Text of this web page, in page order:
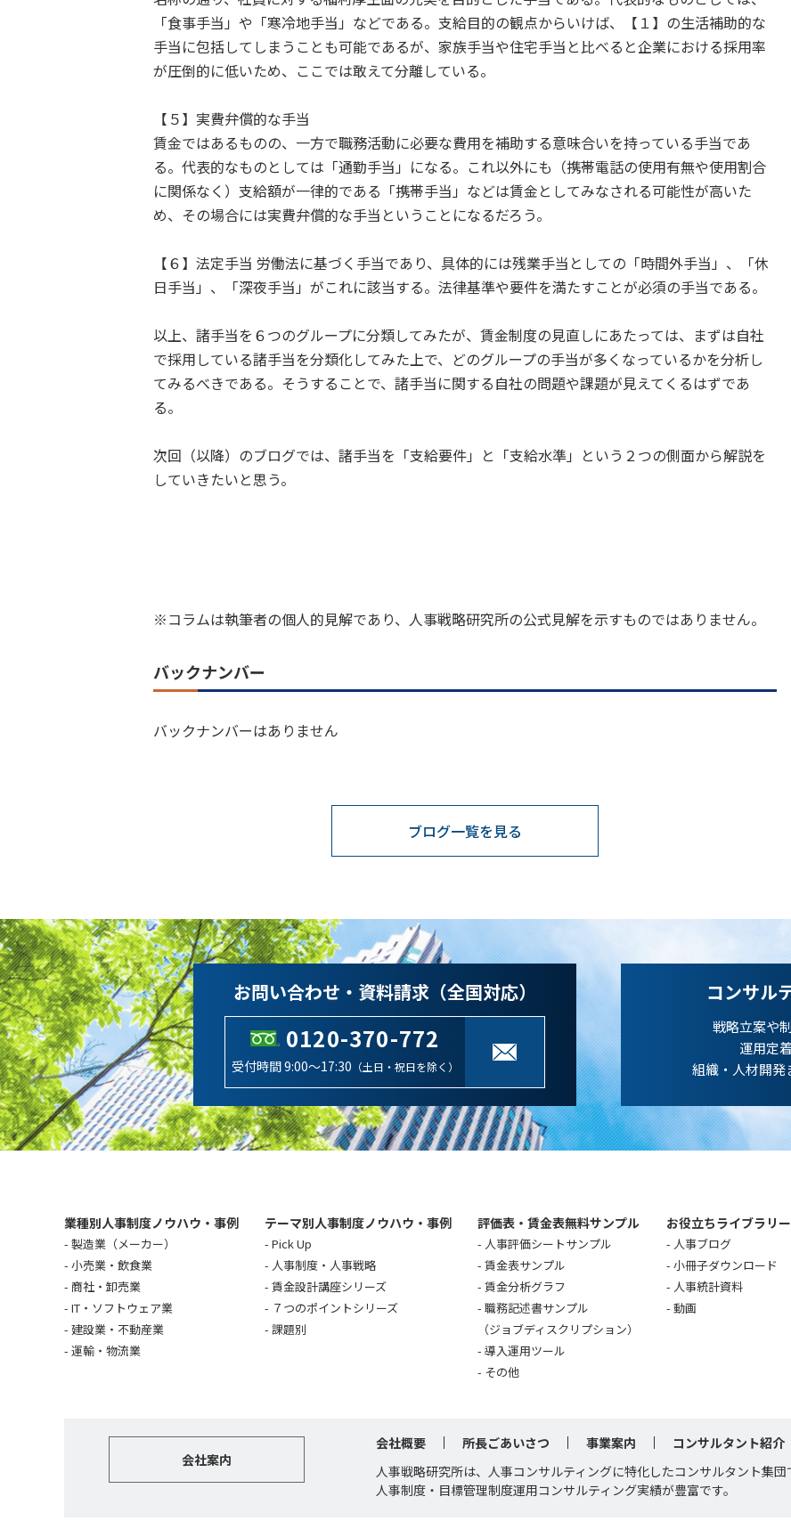
「食事手当」や「寒冷地手当」などである。支給目的の観点からいけば、【１】の生活補助的な
手当に包括してしまうことも可能であるが、家族手当や住宅手当と比べると企業における採用率
が圧倒的に低いため、ここでは敢えて分離している。
【５】実費弁償的な手当
賃金ではあるものの、一方で職務活動に必要な費用を補助する意味合いを持っている手当であ
る。代表的なものとしては「通勤手当」になる。これ以外にも（携帯電話の使用有無や使用割合
に関係なく）支給額が一律的である「携帯手当」などは賃金としてみなされる可能性が高いた
め、その場合には実費弁償的な手当ということになるだろう。
【６】法定手当 労働法に基づく手当であり、具体的には残業手当としての「時間外手当」、「休
日手当」、「深夜手当」がこれに該当する。法律基準や要件を満たすことが必須の手当である。
以上、諸手当を６つのグループに分類してみたが、賃金制度の見直しにあたっては、まずは自社
で採用している諸手当を分類化してみた上で、どのグループの手当が多くなっているかを分析し
てみるべきである。そうすることで、諸手当に関する自社の問題や課題が見えてくるはずであ
る。
次回（以降）のブログでは、諸手当を「支給要件」と「支給水準」という２つの側面から解説を
していきたいと思う。
※コラムは執筆者の個人的見解であり、人事戦略研究所の公式見解を示すものではありません。
バックナンバー
バックナンバーはありません
ブログ一覧を見る
お問い合わせ・資料請求（全国対応）
0120-370-772
受付時間 9:00～17:30 （土日・祝日を除く）
コンサル
戦略立案や
運用定
組織・人材開発
業種別人事制度ノウハウ・事例
製造業（メーカー）
小売業・飲食業
商社・卸売業
IT・ソフトウェア業
建設業・不動産業
運輸・物流業
テーマ別人事制度ノウハウ・事例
Pick Up
人事制度・人事戦略
賃金設計講座シリーズ
７つのポイントシリーズ
課題別
評価表・賃金表無料サンプル
人事評価シートサンプル
賃金表サンプル
賃金分析グラフ
職務記述書サンプル
（ジョブディスクリプション）
導入運用ツール
その他
お役立ちライブラリー
人事ブログ
小冊子ダウンロード
人事統計資料
動画
会社案内
会社概要 所長ごあいさつ 事業案内 コンサルタント紹介
人事戦略研究所は、人事コンサルティングに特化したコンサルタント集
人事制度・目標管理制度運用コンサルティング実績が豊富です。